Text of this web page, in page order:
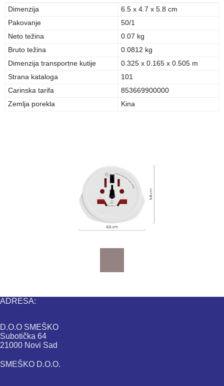
Dimenzija
6.5 x 4.7 x 5.8 cm
Pakovanje
50/1
Neto težina
0.07 kg
Bruto težina
0.0812 kg
Dimenzija transportne kutije
0.325 x 0.165 x 0.505 m
Strana kataloga
101
Carinska tarifa
853669900000
Zemlja porekla
Kina
ADRESA:
D.O.O SMEŠKO
Subotička 64
21000 Novi Sad
SMEŠKO D.O.O.